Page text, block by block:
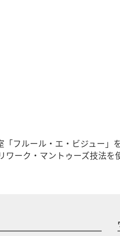
フルール・エ・ビジュー
ーク・マントゥーズ技法を